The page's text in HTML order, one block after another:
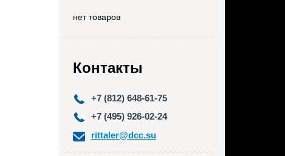
нет товаров
Контакты
+7 (812) 648-61-75
+7 (495) 926-02-24
rittaler@dcc.su